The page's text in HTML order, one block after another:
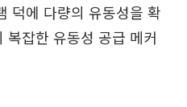
덕에 다량의 유동성을 확
복잡한 유동성 공급 메커